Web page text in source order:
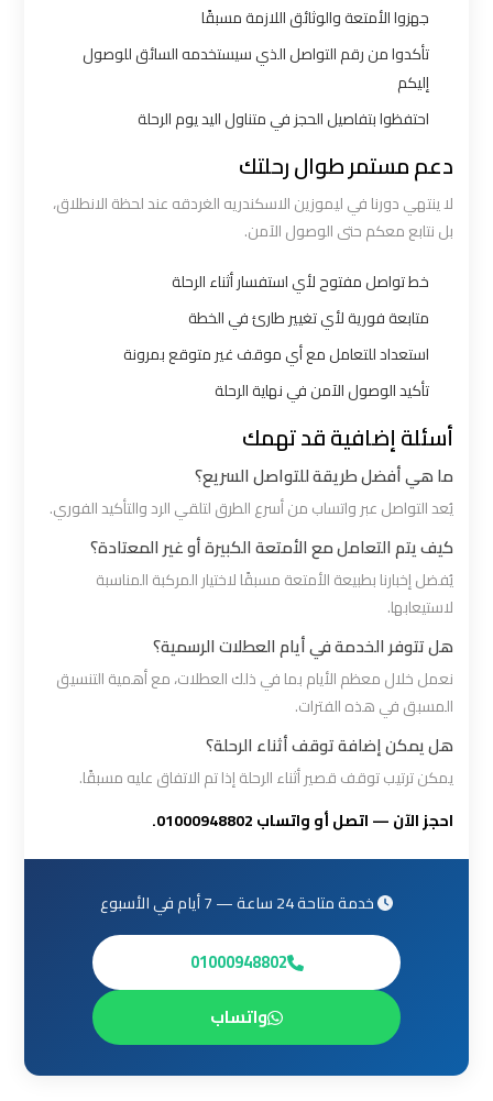
جهزوا الأمتعة والوثائق اللازمة مسبقًا
تأكدوا من رقم التواصل الذي سيستخدمه السائق للوصول
إليكم
احتفظوا بتفاصيل الحجز في متناول اليد يوم الرحلة
دعم مستمر طوال رحلتك
لا ينتهي دورنا في ليموزين الاسكندريه الغردقه عند لحظة الانطلاق،
بل نتابع معكم حتى الوصول الآمن.
خط تواصل مفتوح لأي استفسار أثناء الرحلة
متابعة فورية لأي تغيير طارئ في الخطة
استعداد للتعامل مع أي موقف غير متوقع بمرونة
تأكيد الوصول الآمن في نهاية الرحلة
أسئلة إضافية قد تهمك
ما هي أفضل طريقة للتواصل السريع؟
يُعد التواصل عبر واتساب من أسرع الطرق لتلقي الرد والتأكيد الفوري.
كيف يتم التعامل مع الأمتعة الكبيرة أو غير المعتادة؟
يُفضل إخبارنا بطبيعة الأمتعة مسبقًا لاختيار المركبة المناسبة
لاستيعابها.
هل تتوفر الخدمة في أيام العطلات الرسمية؟
نعمل خلال معظم الأيام بما في ذلك العطلات، مع أهمية التنسيق
المسبق في هذه الفترات.
هل يمكن إضافة توقف أثناء الرحلة؟
يمكن ترتيب توقف قصير أثناء الرحلة إذا تم الاتفاق عليه مسبقًا.
احجز الآن — اتصل أو واتساب 01000948802.
خدمة متاحة 24 ساعة — 7 أيام في الأسبوع
01000948802
واتساب
اسكندرية
ليموزين
ليموزين
الاسكندرية
القاهرة
ليموزين
القاهرة
للاسكندرية
ليموزين